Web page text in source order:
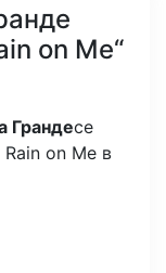
on Me“
Грандесе
on Me в